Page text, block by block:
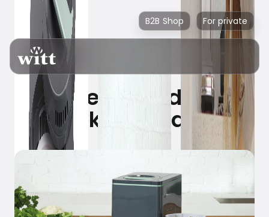
B2B Shop For private
Reducér dit
køkkenaffald